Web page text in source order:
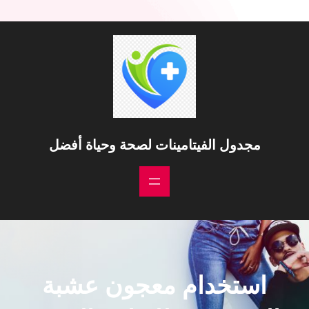
مجدول الفيتامينات لصحة وحياة أفضل
استخدام معجون عشبة